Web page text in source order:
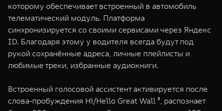
которому обеспечивает встроенный в автомобиль
телематический модуль. Платформа
синхронизируется со своими сервисами через Яндекс
ID. Благодаря этому у водителя всегда будут под
рукой сохранённые адреса, личные плейлисты и
любимые треки, избранные аудиокниги.
Встроенный голосовой ассистент активируется после
слова-пробуждения Hi/Hello Great Wall ⁸, распознает